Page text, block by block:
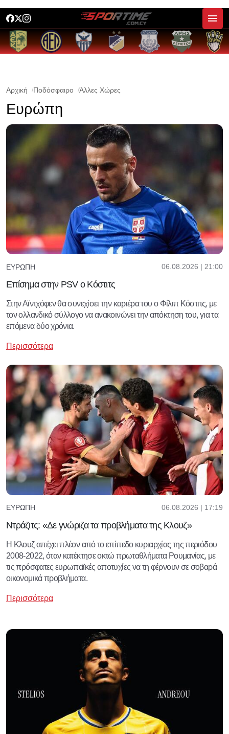
Αρχική Ποδόσφαιρο Άλλες Χώρες
Ευρώπη
ΕΥΡΏΠΗ 06.08.2026 | 21:00
Επίσημα στην PSV ο Κόστιτς
Στην Αϊντχόφεν θα συνεχίσει την καριέρα του ο Φίλιπ Κόστιτς, με
τον ολλανδικό σύλλογο να ανακοινώνει την απόκτηση του, για τα
επόμενα δύο χρόνια.
Περισσότερα
ΕΥΡΏΠΗ 06.08.2026 | 17:19
Ντράζιτς: «Δε γνώριζα τα προβλήματα της Κλουζ»
Η Κλουζ απέχει πλέον από το επίπεδο κυριαρχίας της περιόδου
2008-2022, όταν κατέκτησε οκτώ πρωταθλήματα Ρουμανίας, με
τις πρόσφατες ευρωπαϊκές αποτυχίες να τη φέρνουν σε σοβαρά
οικονομικά προβλήματα.
Περισσότερα